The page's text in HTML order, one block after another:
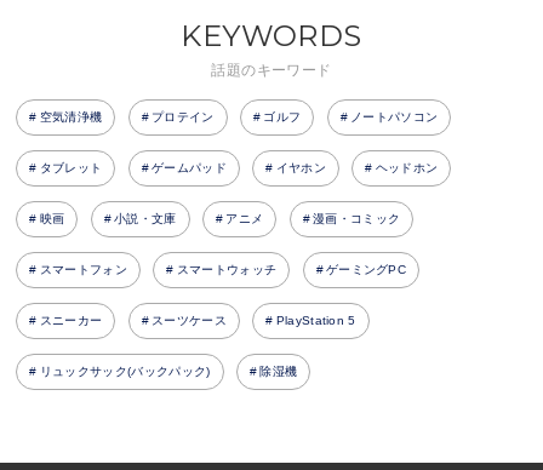
KEYWORDS
話題のキーワード
空気清浄機 プロテイン ゴルフ ノートパソコン
タブレット ゲームパッド イヤホン ヘッドホン
映画 小説・文庫 アニメ 漫画・コミック
スマートフォン スマートウォッチ ゲーミングPC
スニーカー スーツケース PlayStation 5
リュックサック(バックパック) 除湿機